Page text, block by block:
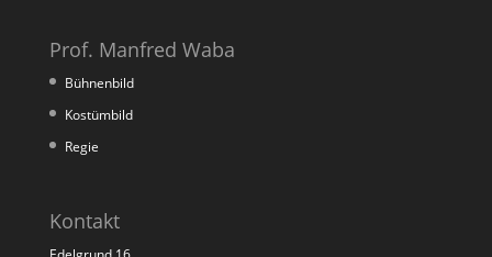
Prof. Manfred Waba
Bühnenbild
Kostümbild
Regie
Kontakt